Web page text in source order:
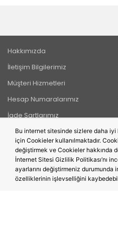
Hakkımızda
İletişim Bilgilerimiz
Müşteri Hizmetleri
Hesap Numaralarımız
İade Şartlarımız
Bu internet sitesinde sizlere daha
için Cookieler kullanılmaktadır.
değiştirmek ve Cookieler hakkında
İnternet Sitesi Gizlilik Politikası’nı
ayarlarını değiştirmeniz durumunda
özelliklerinin işlevselliğini